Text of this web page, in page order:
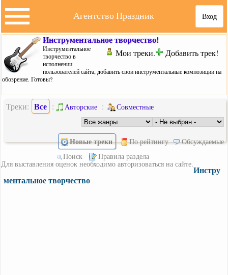
Вход
Агентство Праздник
Инструментальное творчество!
Мои треки. Добавить трек!
Инструментальное
творчество в
исполнении
пользователей сайта, добавить свои инструментальные композиции на
обозрение. Готовы?
Треки: Все : Авторские : Совместные
Новые треки По рейтингу
Обсуждаемые
Поиск
Правила раздела
Для выставления оценок необходимо авторизоваться на сайте.
Инстру
ментальное творчество